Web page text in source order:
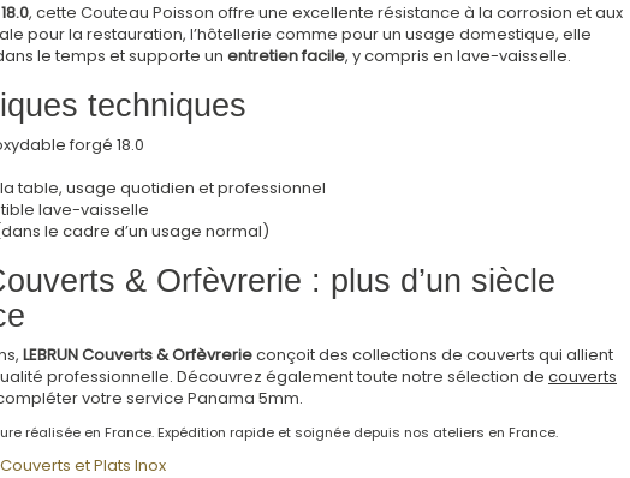
, cette Couteau Poisson offre une excellente résistance à la corrosion et aux
pour la restauration, l’hôtellerie comme pour un usage domestique, elle
le temps et supporte un entretien facile, y compris en lave-vaisselle.
techniques
forgé 18.0
table, usage quotidien et professionnel
lave-vaisselle
le cadre d’un usage normal)
& Orfèvrerie : plus d’un siècle
LEBRUN Couverts & Orfèvrerieconçoit des collections de couverts qui allient
professionnelle. Découvrez également toute notre sélection de couverts
votre service Panama 5mm.
réalisée en France. Expédition rapide et soignée depuis nos ateliers en France.
et Plats Inox